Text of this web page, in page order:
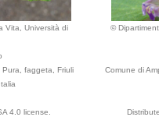
Vita, Università di
Pura, faggeta, Friuli
4.0 license.
©
Comune di